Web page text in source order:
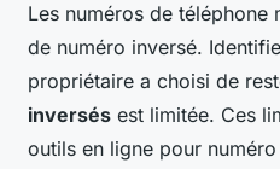
Les numéros de
de numéro inversé.
propriétaire a choisi de
inversés est limitée. Ces
outils en ligne pour